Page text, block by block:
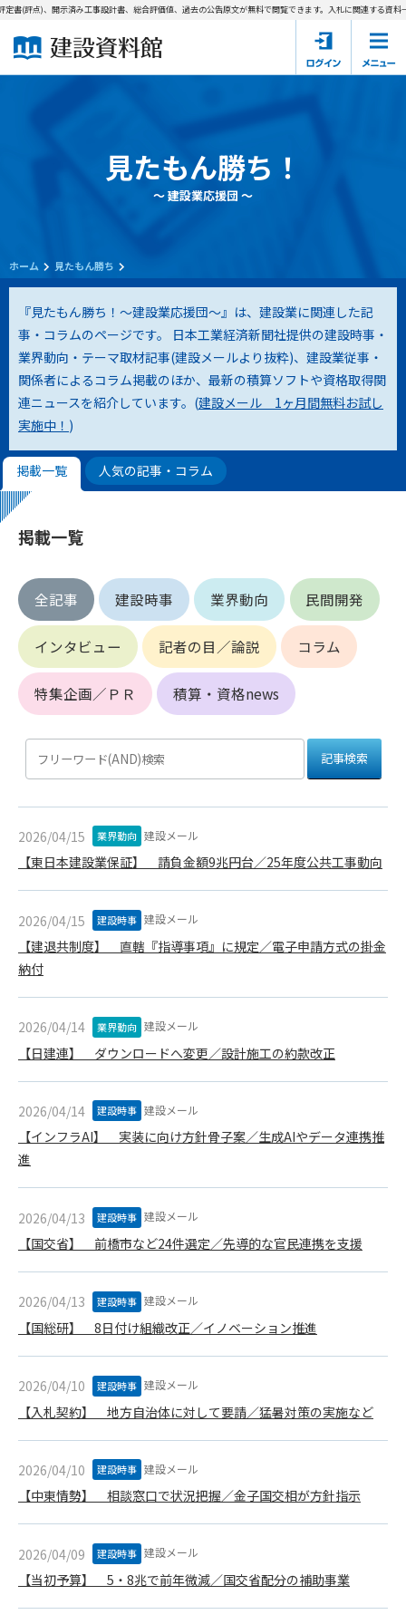
建設資料館とは
国土交通省の入札資料
会員登録について
サポーター会員一覧
会社概要 お問い合わせ
個人情報保護方針
会員規約
評点)、開示済み工事設計書、総合評価値、過去の公告原文が無料で閲覧できます。入札に関連する資料→工
見たもん勝ち！
～ 建設業応援団 ～
ホーム 見たもん勝ち
『見たもん勝ち！～建設業応援団～』は、建設業に関連した記
事・コラムのページです。 日本工業経済新聞社提供の建設時事・
業界動向・テーマ取材記事(建設メールより抜粋)、建設業従事・
関係者によるコラム掲載のほか、最新の積算ソフトや資格取得関
連ニュースを紹介しています。(建設メール 1ヶ月間無料お試し
実施中！ )
掲載一覧 人気の記事・コラム
掲載一覧
全記事 建設時事 業界動向 民間開発
インタビュー 記者の目／論説 コラム
特集企画／ＰＲ 積算・資格news
2026/04/15 業界動向 建設メール
【東日本建設業保証】 請負金額9兆円台／25年度公共工事動向
2026/04/15 建設時事 建設メール
【建退共制度】 直轄『指導事項』に規定／電子申請方式の掛金
納付
2026/04/14 業界動向 建設メール
【日建連】 ダウンロードへ変更／設計施工の約款改正
2026/04/14 建設時事 建設メール
【インフラAI】 実装に向け方針骨子案／生成AIやデータ連携推
進
2026/04/13 建設時事 建設メール
【国交省】 前橋市など24件選定／先導的な官民連携を支援
2026/04/13 建設時事 建設メール
【国総研】 8日付け組織改正／イノベーション推進
2026/04/10 建設時事 建設メール
【入札契約】 地方自治体に対して要請／猛暑対策の実施など
2026/04/10 建設時事 建設メール
【中東情勢】 相談窓口で状況把握／金子国交相が方針指示
2026/04/09 建設時事 建設メール
【当初予算】 5・8兆で前年微減／国交省配分の補助事業
会員サービスの利用条件等について定めるものです。
2. 管理者が建設資料館WEB上で随時掲載するルールは本規約の
一部を構成するものとします。
第2条（規約の変更）
本規約は、会員の了承を得ることなく、随時変更されることが
あります。変更内容は、建設資料館WEB上に表示した時点で直
ちに全ての会員が了承したものとみなします。
会員とは、本規約を承諾の上、所定の会員申込手続きを完了
後、管理者がこれを承認した者をいいます。
第4条（会員の定義と登録）
1. 管理者は前条により審査の結果、会員申込みをした者が以下
員としての権限を承認しないことがあります。
(1) 会員申し込みをした者が実在しなかった場合
(2) 本規約に違反した場合/li>
(3) 会員申し込みの際、申告事項に虚偽があった場合
(4) 会員申込者が管理者所定の手続き通りに会員申込手続き処
理を行わなかった場合
(5) その他管理者が会員とすることを不適当と判断した場合
当することが判明した場合、会員資格を取り消すことがあり
ます。
1. 会員は申込の際に管理者が発行したIDおよびパスワードの使
用および管理について責任を負うものとします。
ん。
3. 会員は、IDおよびパスワードの管理不十分、使用上の過誤、
第6条（会員の禁止事項）
1. 会員は建設資料館WEB上で以下の行為をしないものとしま
す。
(1) 第三者または管理者の著作権、その他知的所有権を侵害す
る行為
(2) 第三者または管理者の財産、プライバシー等を侵害する行
為
(4) 有害なコンピュータプログラム等を送信又は書き込む行為
(5) 第三者に不利益を与える行為
(6) 管理者が承認していない営利を目的とした行為
(7) 公序良俗に反する行為
(8) 犯罪的行為に結びつく行為
(9) その他、法律に反する行為
(10) 建設資料館から知り得た情報及びダウンロードした情報
を、営利を目的として第三者に転売し、または転売のため
に第三者に提供すること
第7条（登録内容の削除）
管理者は、会員が登録した内容が以下に該当する、またはその
(1) 登録されている情報が、第6条の定める禁止事項に該当する
と管理者が、判断した場合
(2) 建設資料館の運営および保守管理上、必要と判断した場合
第8条（サービスの変更・中止等）